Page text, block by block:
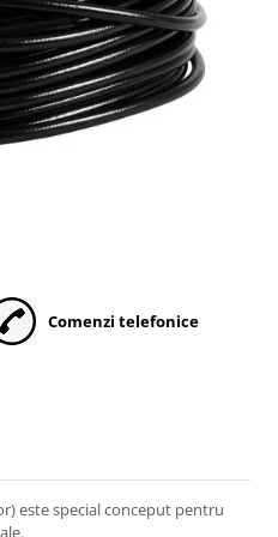
Comenzi telefonice
este special conceput pentru